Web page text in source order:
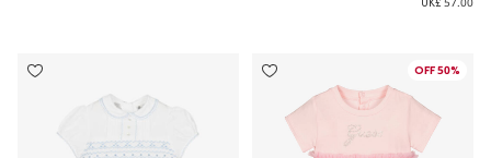
50% OFF